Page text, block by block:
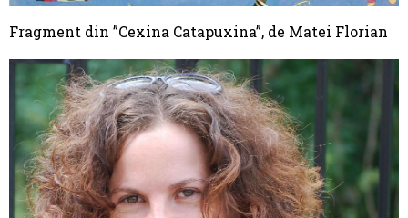
Fragment din ”Cexina Catapuxina”, de Matei Florian